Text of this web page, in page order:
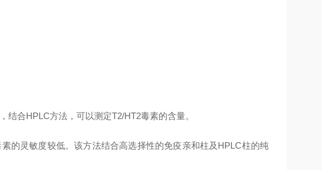
合HPLC方法，可以测定T2/HT2毒素的含量。
的灵敏度较低。该方法结合高选择性的免疫亲和柱及HPLC柱的纯